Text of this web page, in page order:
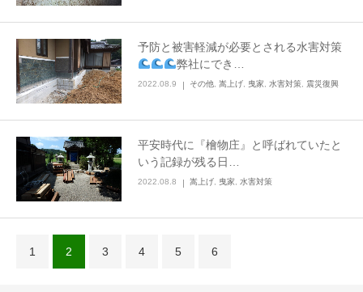
予防と被害軽減が必要とされる水害対策
弊社にでき…
2022.08.9 その他 嵩上げ 曳家 水害対策 震災復興
平安時代に『檜物庄』と呼ばれていたと
いう記録が残る日…
2022.08.8 嵩上げ 曳家 水害対策
1 2 3 4 5 6